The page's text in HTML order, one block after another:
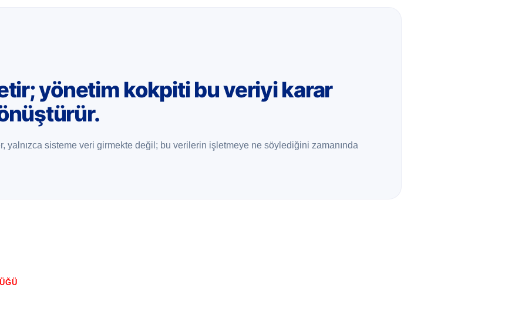
yönetim kokpiti bu veriyi karar
yalnızca sisteme veri girmekte değil; bu verilerin işletmeye ne söylediğini zamanında